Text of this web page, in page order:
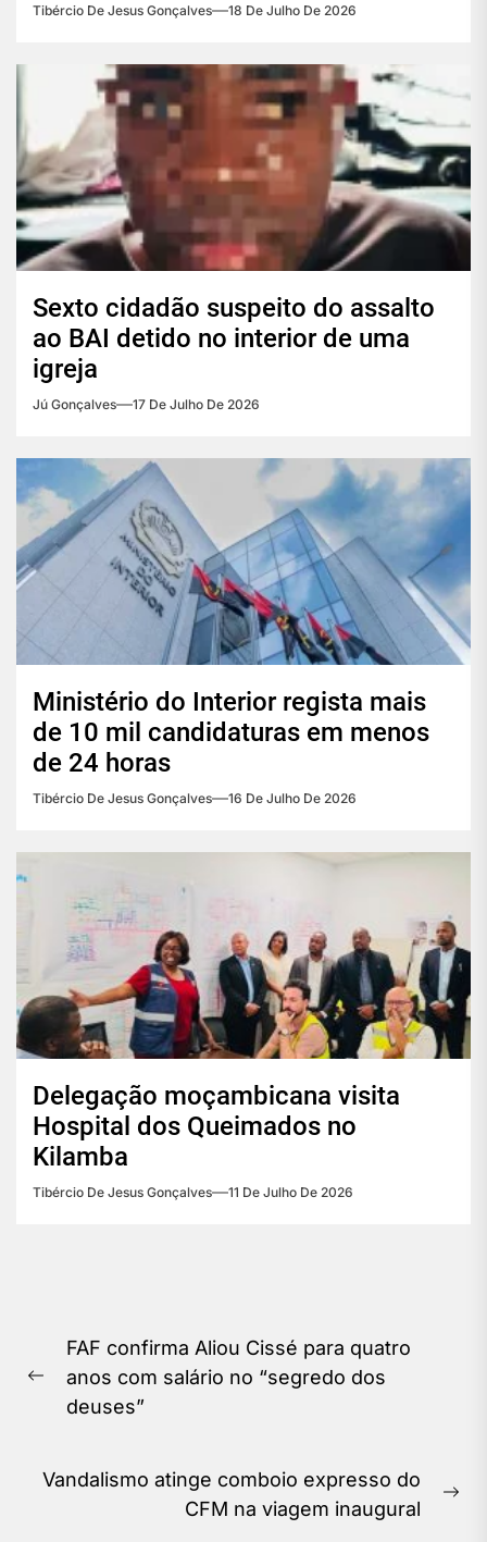
Tibércio De Jesus Gonçalves 18 De Julho De 2026
Sexto cidadão suspeito do assalto
ao BAI detido no interior de uma
igreja
Jú Gonçalves 17 De Julho De 2026
Ministério do Interior regista mais
de 10 mil candidaturas em menos
de 24 horas
Tibércio De Jesus Gonçalves 16 De Julho De 2026
Delegação moçambicana visita
Hospital dos Queimados no
Kilamba
Tibércio De Jesus Gonçalves 11 De Julho De 2026
de
Post
Previous
post:
FAF confirma Aliou Cissé para quatro
anos com salário no “segredo dos
deuses”
Vandalismo atinge comboio expresso do
CFM na viagem inaugural